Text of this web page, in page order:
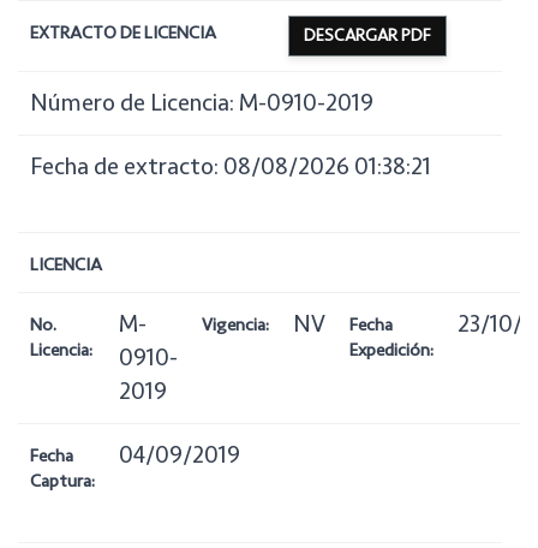
EXTRACTO DE LICENCIA DESCARGAR PDF
Número de Licencia: M-0910-2019
Fecha de extracto: 08/08/2026 01:38:21
LICENCIA
No.
Licencia:
M-
0910-
2019
Vigencia: NV
Fecha
Expedición:
23/10/
Fecha
Captura:
04/09/2019